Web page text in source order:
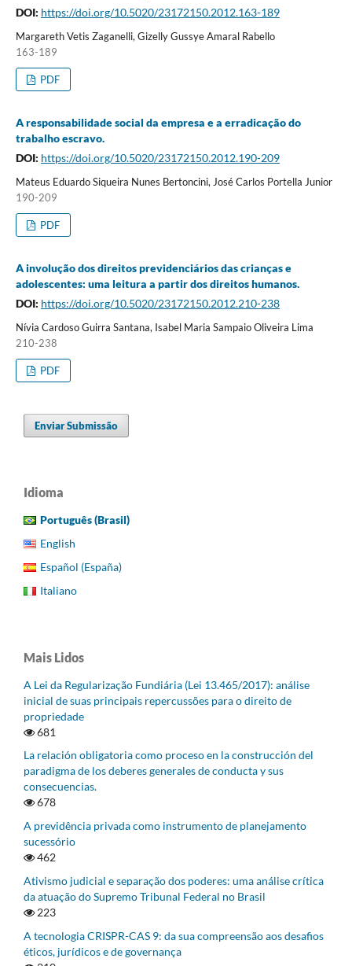
DOI: https://doi.org/10.5020/23172150.2012.163-189
Margareth Vetis Zaganelli, Gizelly Gussye Amaral Rabello
163-189
PDF
A responsabilidade social da empresa e a erradicação do
trabalho escravo.
DOI: https://doi.org/10.5020/23172150.2012.190-209
Mateus Eduardo Siqueira Nunes Bertoncini, José Carlos Portella Junior
190-209
PDF
A involução dos direitos previdenciários das crianças e
adolescentes: uma leitura a partir dos direitos humanos.
DOI: https://doi.org/10.5020/23172150.2012.210-238
Nívia Cardoso Guirra Santana, Isabel Maria Sampaio Oliveira Lima
210-238
PDF
Enviar Submissão
Idioma
Português (Brasil)
English
Español (España)
Italiano
Mais Lidos
A Lei da Regularização Fundiária (Lei 13.465/2017): análise
inicial de suas principais repercussões para o direito de
propriedade
681
La relación obligatoria como proceso en la construcción del
paradigma de los deberes generales de conducta y sus
consecuencias.
678
A previdência privada como instrumento de planejamento
sucessório
462
Ativismo judicial e separação dos poderes: uma análise crítica
da atuação do Supremo Tribunal Federal no Brasil
223
A tecnologia CRISPR-CAS 9: da sua compreensão aos desafios
éticos, jurídicos e de governança